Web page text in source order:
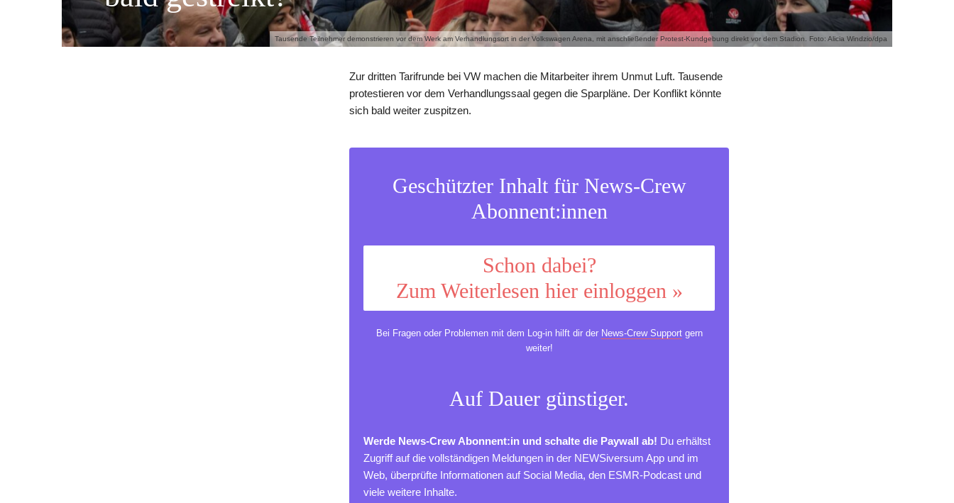
Tausende Teilnehmer demonstrieren vor dem Werk am Verhandlungsort in der Volkswagen Arena, mit anschließender Protest-Kundgebung direkt vor dem Stadion. Foto: Alicia Windzio/dpa
Zur dritten Tarifrunde bei VW machen die Mitarbeiter ihrem Unmut Luft. Tausende
protestieren vor dem Verhandlungssaal gegen die Sparpläne. Der Konflikt könnte
sich bald weiter zuspitzen.
Geschützter Inhalt für News-Crew
Abonnent:innen
Schon dabei?
Zum Weiterlesen hier einloggen »
Bei Fragen oder Problemen mit dem Log-in hilft dir der News-Crew Supportgern
weiter!
Auf Dauer günstiger.
Werde News-Crew Abonnent:in und schalte die Paywall ab! Du erhältst
Zugriff auf die vollständigen Meldungen in der NEWSiversum App und im
Web, überprüfte Informationen auf Social Media, den ESMR-Podcast und
viele weitere Inhalte.